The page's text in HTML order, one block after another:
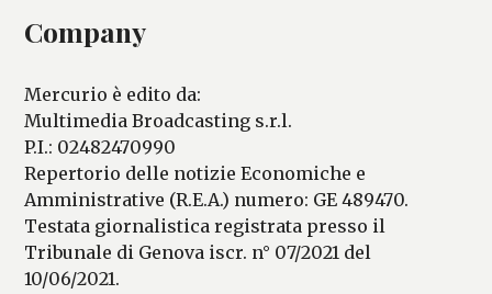
Company
Mercurio è edito da:
Multimedia Broadcasting s.r.l.
P.I.: 02482470990
Repertorio delle notizie Economiche e
Amministrative (R.E.A.) numero: GE 489470.
Testata giornalistica registrata presso il
Tribunale di Genova iscr. n° 07/2021 del
10/06/2021.